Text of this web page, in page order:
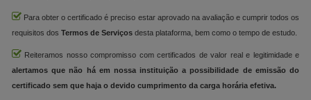
Para obter o certificado é preciso estar aprovado na avaliação e cumprir todos os
requisitos dos Termos de Serviços desta plataforma, bem como o tempo de estudo.
Reiteramos nosso compromisso com certificados de valor real e legitimidade e
alertamos que não há em nossa instituição a possibilidade de emissão do
certificado sem que haja o devido cumprimento da carga horária efetiva.